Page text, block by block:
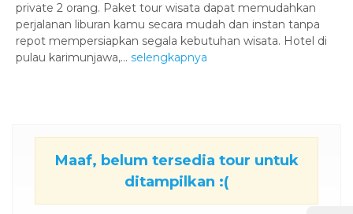
private 2 orang. Paket tour wisata dapat memudahkan
perjalanan liburan kamu secara mudah dan instan tanpa
repot mempersiapkan segala kebutuhan wisata. Hotel di
pulau karimunjawa,... selengkapnya
Maaf, belum tersedia tour untuk
ditampilkan :(